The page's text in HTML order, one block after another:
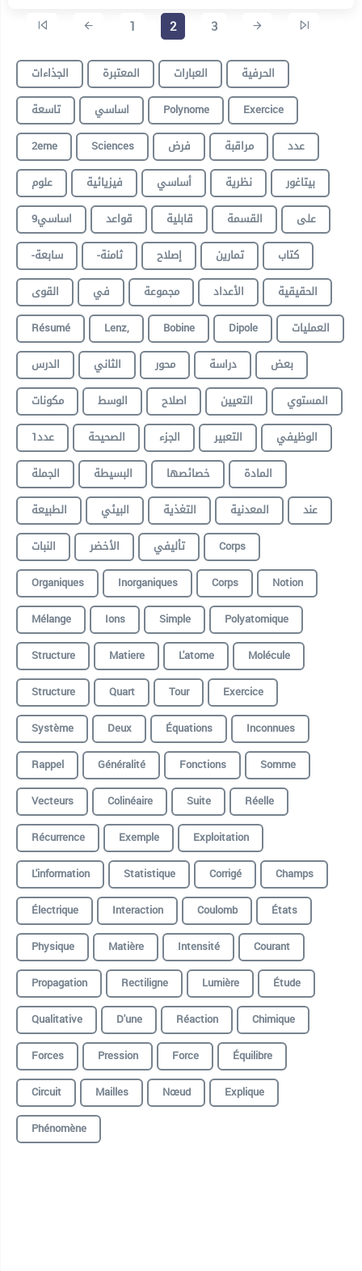
1 2 3
الجذاءات المعتبرة العبارات
الحرفية
تاسعة
اساسي Polynome
Exercice
2eme
Sciences فرض مراقبة
عدد
علوم
فيزيائية أساسي نظرية
بيتاغور
9اساسي
قواعد قابلية القسمة
على
-سابعة
-ثامنة إصلاح تمارين
كتاب
القوى
في مجموعة الأعداد
الحقيقية
Résumé
Lenz, Bobine Dipole
العمليات
الدرس
الثاني محور دراسة
بعض
مكونات
الوسط اصلاح التعيين
المستوي
عدد1
الصحيحة الجزء التعبير
الوظيفي
الجملة
البسيطة خصائصها
المادة
الطبيعة
البيئي التغذية المعدنية
عند
النبات
الأخضر تأليفي
Corps
Organiques
Inorganiques Corps
Notion
Mélange
Ions Simple
Polyatomique
Structure
Matiere L'atome
Molécule
Structure
Quart Tour
Exercice
Système
Deux Équations
Inconnues
Rappel
Généralité Fonctions
Somme
Vecteurs
Colinéaire Suite
Réelle
Récurrence
Exemple
Exploitation
L'information
Statistique Corrigé
Champs
Électrique
Interaction Coulomb
États
Physique
Matière Intensité
Courant
Propagation
Rectiligne Lumière
Étude
Qualitative
D'une Réaction
Chimique
Forces
Pression Force
Équilibre
Circuit
Mailles Nœud
Explique
Phénomène